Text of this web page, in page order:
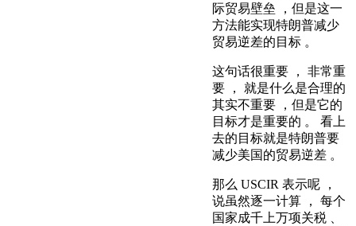
际贸易壁垒 ，但是这一
方法能实现特朗普减少
贸易逆差的目标 。
这句话很重要 ， 非常重
要 ， 就是什么是合理的
其实不重要 ，但是它的
目标才是重要的 。 看上
去的目标就是特朗普要
减少美国的贸易逆差 。
那么 USCIR 表示呢 ，
说虽然逐一计算 ， 每个
国家成千上万项关税 、